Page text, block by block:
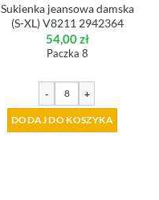
Sukienka jeansowa damska
(S-XL) V8211 2942364
54,00zł
Paczka 8
- +
DODAJ DO KOSZYKA